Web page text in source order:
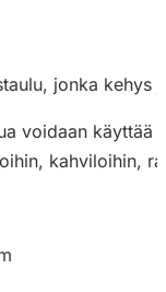
jonka
voidaan käyttää
kahviloihin,